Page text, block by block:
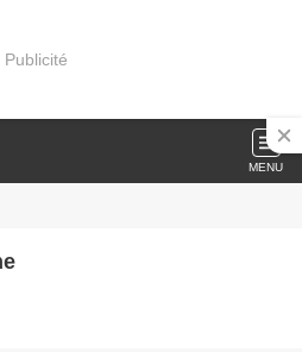
Publicité
MENU